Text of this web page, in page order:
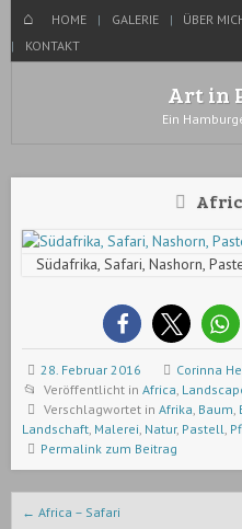
HOME
Menü
WECHSELN SIE ZUM INHALT
HOME GALERIE
ÜBER
KONTAKT
Art in
Ein
Südafrika, Safari, Nashorn,
28. Februar 2016
Corinna
Veröffentlicht in Africa,
Verschlagwortet in Afrika, Baum,
Landschaft, Malerei, Natur, Pastell,
Permalink zum Beitrag
Beitrags-Navigation
← Africa – Safari